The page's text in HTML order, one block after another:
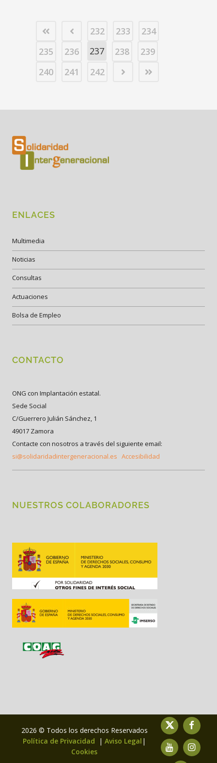
232 233
234
235
236 237 238
239
240
241 242
ENLACES
Multimedia
Noticias
Consultas
Actuaciones
Bolsa de Empleo
CONTACTO
ONG con Implantación estatal.
Sede Social
C/Guerrero Julián Sánchez, 1
49017 Zamora
Contacte con nosotros a través del siguiente email:
si@solidaridadintergeneracional.es Accesibilidad
NUESTROS COLABORADORES
2026 © Todos los derechos Reservados
Política de Privacidad
| Aviso Legal |
Cookies